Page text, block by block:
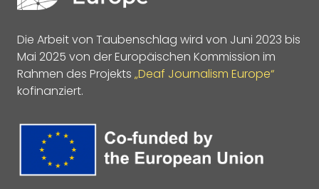
Die Arbeit von Taubenschlag wird von Juni 2023 bis
Mai 2025 von der Europäischen Kommission im
Rahmen des Projekts „Deaf Journalism Europe“
kofinanziert.